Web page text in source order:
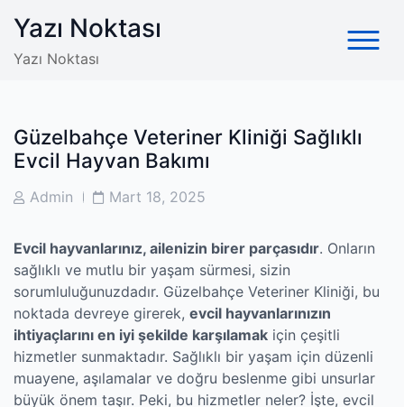
content
Yazı Noktası
Yazı Noktası
Güzelbahçe Veteriner Kliniği Sağlıklı
Evcil Hayvan Bakımı
PostAdmin
PostMart 18, 2025
Evcil hayvanlarınız, ailenizin birer parçasıdır. Onların
sağlıklı ve mutlu bir yaşam sürmesi, sizin
sorumluluğunuzdadır. Güzelbahçe Veteriner Kliniği, bu
noktada devreye girerek, evcil hayvanlarınızın
ihtiyaçlarını en iyi şekilde karşılamak için çeşitli
hizmetler sunmaktadır. Sağlıklı bir yaşam için düzenli
muayene, aşılamalar ve doğru beslenme gibi unsurlar
büyük önem taşır. Peki, bu hizmetler neler? İşte, evcil